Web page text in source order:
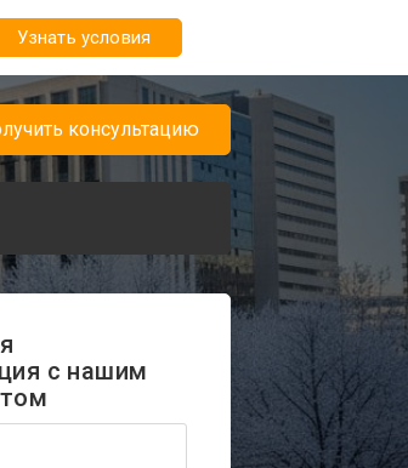
Узнать условия
консультацию
с нашим